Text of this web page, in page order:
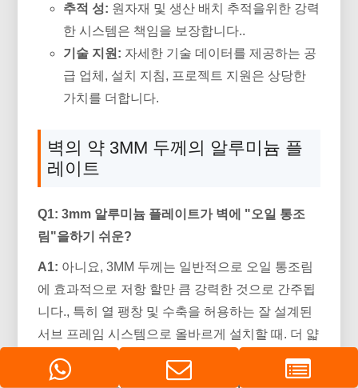
추적 성: 원자재 및 생산 배치 추적을위한 강력
한 시스템은 책임을 보장합니다..
기술 지원: 자세한 기술 데이터를 제공하는 공
급 업체, 설치 지침, 프로젝트 지원은 상당한
가치를 더합니다.
벽의 약 3MM 두께의 알루미늄 플
레이트
Q1: 3mm 알루미늄 플레이트가 벽에 "오일 통조
림"을하기 쉬운?
A1: 아니요, 3MM 두께는 일반적으로 오일 통조림
에 효과적으로 저항 할만 큼 강력한 것으로 간주됩
니다., 특히 열 팽창 및 수축을 허용하는 잘 설계된
서브 프레임 시스템으로 올바르게 설치할 때. 더 얇
은 게이지 (예를 들어, 1-2mm) 더 취약합니다.